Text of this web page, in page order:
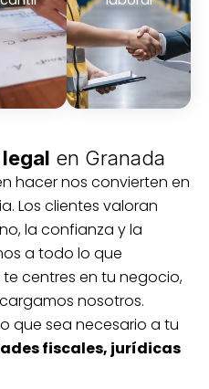
en Granada
hacer nos convierten en
Los clientes valoran
la confianza y la
a todo lo que
centres en tu negocio,
nosotros.
que sea necesario a tu
fiscales, jurídicas